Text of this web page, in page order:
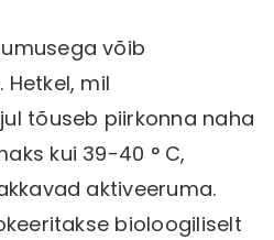
võib
mil
tõuseb piirkonna naha
kui 39-40 ° C,
aktiveeruma.
bioloogiliselt